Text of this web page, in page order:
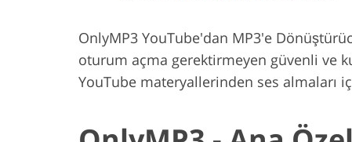
OnlyMP3 YouTube'dan MP3'e
oturum açma gerektirmeyen güvenli ve
YouTube materyallerinden ses almaları